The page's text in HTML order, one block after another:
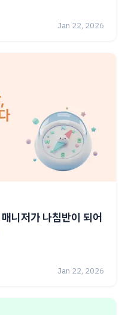
Jan 22, 2026
니저가 나침반이 되어
Jan 22, 2026